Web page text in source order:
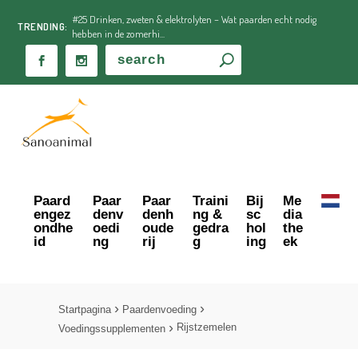
TRENDING:
#25 Drinken, zweten & elektrolyten – Wat paarden echt nodig
hebben in de zomerhi...
Paard
engez
ondhe
id
Paar
denv
oedi
ng
Paar
denh
oude
rij
Traini
ng &
gedra
g
Bij
sc
hol
ing
Me
dia
the
ek
Startpagina
Paardenvoeding
Voedingssupplementen
Rijstzemelen